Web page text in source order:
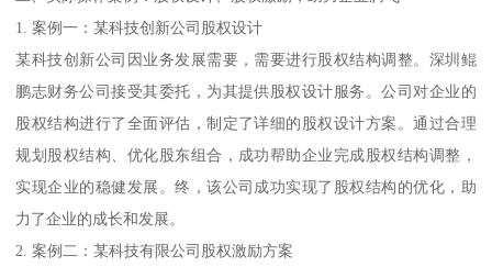
1. 案例一：某科技创新公司股权设计
某科技创新公司因业务发展需要，需要进行股权结构调整。深圳鲲
鹏志财务公司接受其委托，为其提供股权设计服务。公司对企业的
股权结构进行了全面评估，制定了详细的股权设计方案。通过合理
规划股权结构、优化股东组合，成功帮助企业完成股权结构调整，
实现企业的稳健发展。终，该公司成功实现了股权结构的优化，助
力了企业的成长和发展。
2. 案例二：某科技有限公司股权激励方案